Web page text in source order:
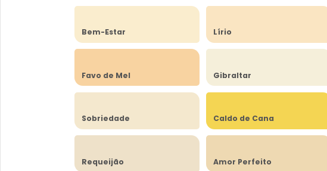
Bem-Estar Lírio
Favo de Mel Gibraltar
Sobriedade Caldo de Cana
Requeijão Amor Perfeito